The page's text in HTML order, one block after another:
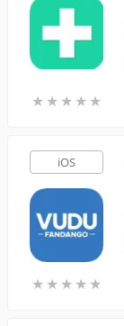
★ ★ ★ ★ ★
★ ★ ★ ★ ★
iOS
★ ★ ★ ★ ★
★ ★ ★ ★ ★